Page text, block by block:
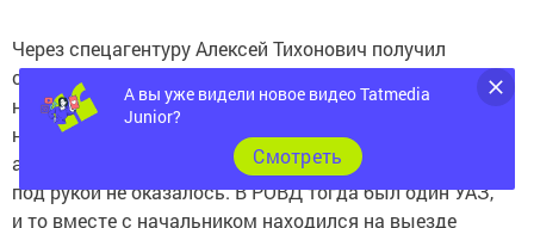
Через спецагентуру Алексей Тихонович получил
срочную информацию, что преступник, который
находился в розыске за изнасилование, через
несколько часов будет на Чистопольском
автовоказале. Но в этот момент служебной машины
под рукой не оказалось. В РОВД тогда был один УАЗ,
и то вместе с начальником находился на выезде
А вы уже видели новое видео Tatmedia
Junior?
Cмотреть